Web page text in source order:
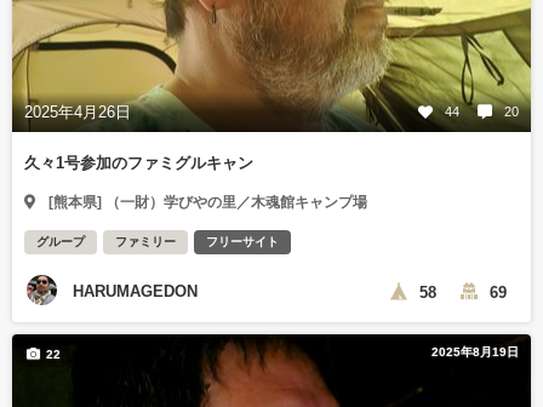
2025年4月26日 44 20
久々1号参加のファミグルキャン
[熊本県] （一財）学びやの里／木魂館キャンプ場
グループ ファミリー フリーサイト
HARUMAGEDON 58 69
2025年8月19日
22